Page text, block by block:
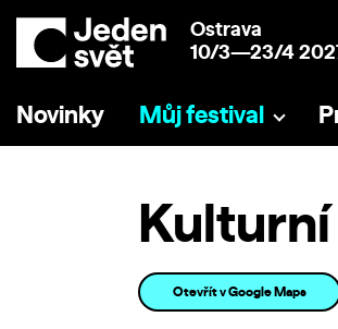
Ostrava
10/3—23/4
Novinky Můj festival
Otevřít v Google Maps